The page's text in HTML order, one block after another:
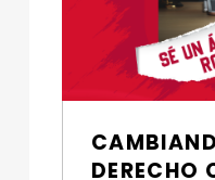
DERECHO